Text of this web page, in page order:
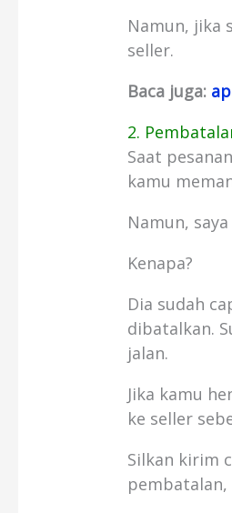
Namun, jika
seller.
Baca juga:
2.
Saat
kamu
Namun,
Kenapa?
Dia sudah
dibatalkan.
jalan.
Jika kamu
ke seller
Silkan kirim